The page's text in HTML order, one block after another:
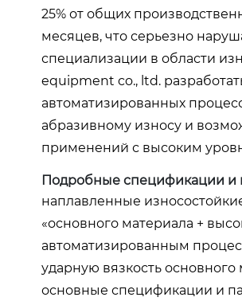
25% от общих
месяцев, что серьезно
специализации в области
equipment co., ltd.
автоматизированных
абразивному износу и
применений с высоким
Подробные спецификации и
наплавленные
«основного материала +
автоматизированным
ударную вязкость
основные спецификации и